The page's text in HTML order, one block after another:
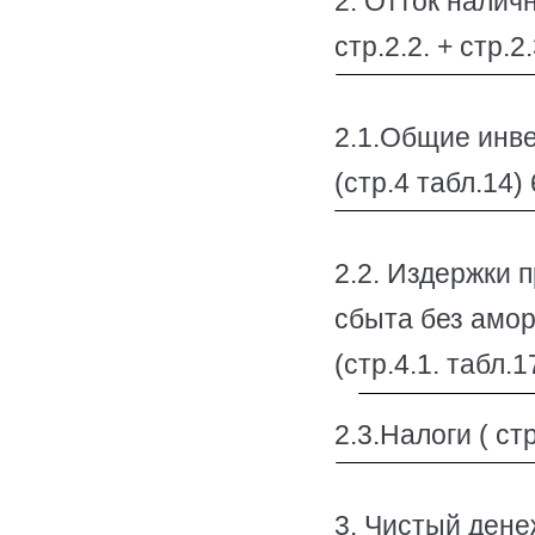
стр.2.2. +
2.1.Общие
(стр.4 табл.14)
2.2. Издержки
сбыта без
(стр.4.1.
2.3.Налоги (
3. Чистый